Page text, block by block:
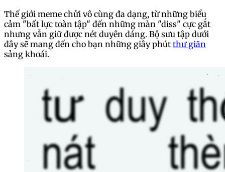
Thế giới meme chửi vô cùng đa dạng, từ những biểu
cảm "bất lực toàn tập" đến những màn "diss" cực gắt
nhưng vẫn giữ được nét duyên dáng. Bộ sưu tập dưới
đây sẽ mang đến cho bạn những giây phút thư giãn
sảng khoái.